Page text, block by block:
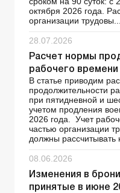
октября 2026 года.
организации трудовы...
28.07.2026
Расчет нормы
рабочего времени
В статье приводим
продолжительности
при пятидневной и
учетом продления
2026 года. Учет
частью организации
должны рассчитывать
08.06.2026
Изменения в
принятые в июне